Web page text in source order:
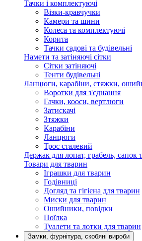
Тачки і комплектуючі
Візки-кравчучки
Камери та шини
Колеса та комплектуючі
Корита
Тачки садові та будівельні
Намети та затіняючі сітки
Сітки затіняючі
Тенти будівельні
Ланцюги, карабіни, стяжки,
Воротки для з'єднання
Гачки, кооси, вертлюги
Затискачі
Зтяжки
Карабіни
Ланцюги
Трос сталевий
Держак для лопат, грабель, сапок
Товари для тварин
Іграшки для тварин
Годівниці
Догляд та гігієна для тварин
Миски для тварин
Ошийники, повідки
Поїлка
Туалети та лотки для тварин
Замки, фурнітура, скобяні вироби